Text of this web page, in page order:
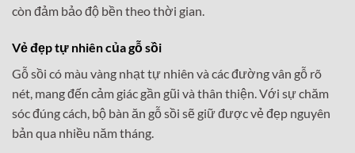
còn đảm bảo độ bền theo thời gian.
Vẻ đẹp tự nhiên của gỗ sồi
Gỗ sồi có màu vàng nhạt tự nhiên và các đường vân gỗ rõ
nét, mang đến cảm giác gần gũi và thân thiện. Với sự chăm
sóc đúng cách, bộ bàn ăn gỗ sồi sẽ giữ được vẻ đẹp nguyên
bản qua nhiều năm tháng.